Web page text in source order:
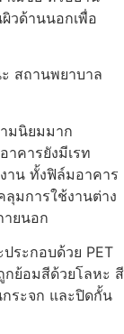
วด้านนอกเพื่อ
สถานพยาบาล
มนิยมมาก
คารยังมีเรท
าน ทั้งฟิล์มอาคาร
มการใช้งานต่าง
ายนอก
ระกอบด้วย PET
กย้อมสีด้วยโลหะ สี
ระจก และปิดกั้น